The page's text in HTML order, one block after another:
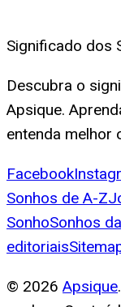
Significado dos
Descubra o
Apsique.
entenda melhor
Facebook
Sonhos de A-Z
SonhoSonhos
editoriais
© 2026 Apsique